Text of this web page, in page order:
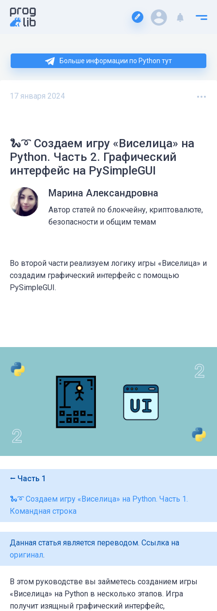
Больше информации по Python тут
17 января 2024
🐍➰ Создаем игру «Виселица» на
Python. Часть 2. Графический
интерфейс на PySimpleGUI
Марина Александровна
Автор статей по блокчейну, криптовалюте,
безопасности и общим темам
Во второй части реализуем логику игры «Виселица» и
создадим графический интерфейс с помощью
PySimpleGUI.
⭠ Часть 1
🐍➰ Создаем игру «Виселица» на Python. Часть 1.
Командная строка
Данная статья является переводом. Ссылка на
оригинал.
В этом руководстве вы займетесь созданием игры
«Виселица» на Python в несколько этапов. Игра
получит изящный графический интерфейс,